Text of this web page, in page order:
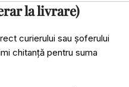
la livrare)
curierului sau șoferului
chitanță pentru suma